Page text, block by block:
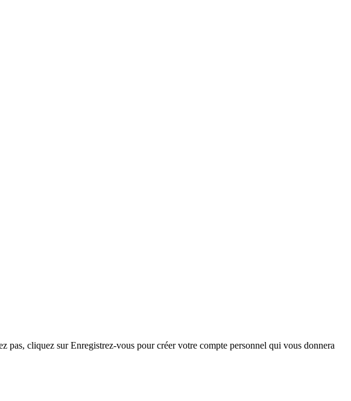
pas, cliquez sur Enregistrez-vous pour créer votre compte personnel qui vous donnera